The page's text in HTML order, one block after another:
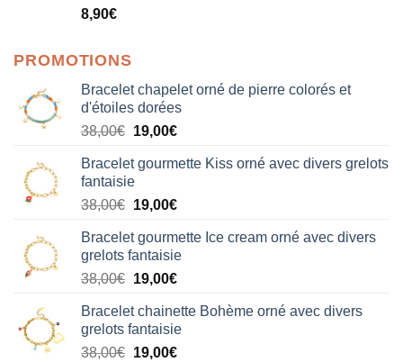
Note5.00
sur 5
8,90€
PROMOTIONS
Bracelet chapelet orné de pierre colorés et
d'étoiles dorées
38,00€ Le
initial
était :
38,00€.
19,00€Le
actuel
19,00€.
Bracelet gourmette Kiss orné avec divers grelots
fantaisie
38,00€ Le
initial
était :
38,00€.
19,00€Le
actuel
est :
19,00€.
Bracelet gourmette Ice cream orné avec divers
grelots fantaisie
38,00€ Le
initial
était :
38,00€.
19,00€Le
actuel
est :
19,00€.
Bracelet chainette Bohème orné avec divers
grelots fantaisie
38,00€ Le
19,00€Le